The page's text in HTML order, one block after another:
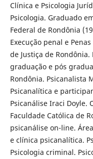
Clínica e Psicologia
Psicologia. Graduado
Federal de Rondônia
Execução penal e
de Justiça de
graduação e pós
Rondônia. Psicanalista
Psicanalítica e
Psicanálise Iraci Doyle.
Faculdade Católica de
psicanálise on-line.
e clínica psicanalítica.
Psicologia criminal.